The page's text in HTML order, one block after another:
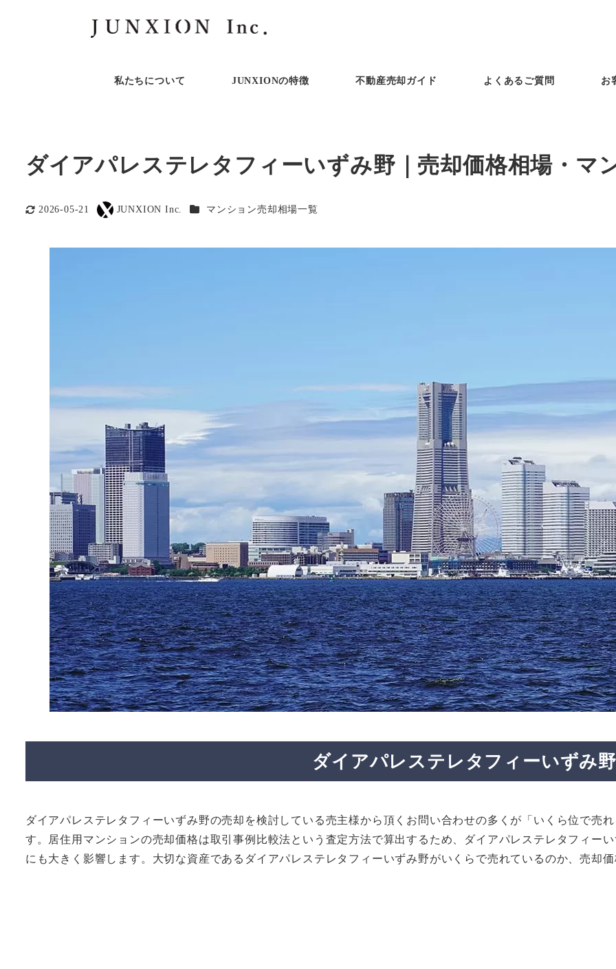
私たちについて JUNXIONの特徴 不動産売却ガイド よくあるご質問 お
ダイアパレステレタフィーいずみ野｜売却価格相場・マ
更新日
2026-05-21
著
JUNXION Inc. カテゴリー
マンション売却相場一覧
ダイアパレステレタフィーいずみ野
ダイアパレステレタフィーいずみ野の売却を検討している売主様から頂くお問い合わせの多くが「いくら位で売
す。居住用マンションの売却価格は取引事例比較法という査定方法で算出するため、ダイアパレステレタフィー
にも大きく影響します。大切な資産であるダイアパレステレタフィーいずみ野がいくらで売れているのか、売却